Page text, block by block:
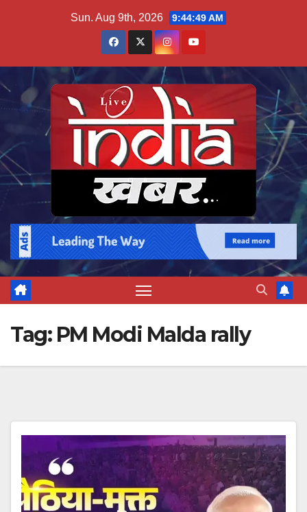
Sun. Aug 9th, 2026 9:44:50 AM
Tag: PM Modi Malda rally